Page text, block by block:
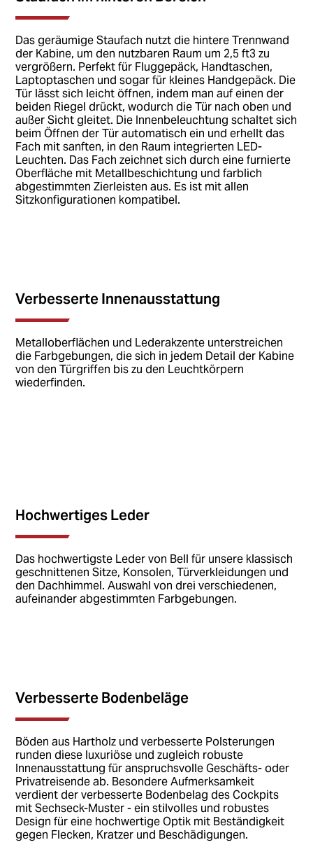
Das geräumige Staufach nutzt die hintere Trennwand
der Kabine, um den nutzbaren Raum um 2,5 ft3 zu
vergrößern. Perfekt für Fluggepäck, Handtaschen,
Laptoptaschen und sogar für kleines Handgepäck.​​​​​​​ Die
Tür lässt sich leicht öffnen, indem man auf einen der
beiden Riegel drückt, wodurch die Tür nach oben und
außer Sicht gleitet. Die Innenbeleuchtung schaltet sich
beim Öffnen der Tür automatisch ein und erhellt das
Fach mit sanften, in den Raum integrierten LED-
Leuchten. Das Fach zeichnet sich durch eine furnierte
Oberfläche mit Metallbeschichtung und farblich
abgestimmten Zierleisten aus. Es ist mit allen
Sitzkonfigurationen kompatibel.
Verbesserte Innenausstattung
Metalloberflächen und Lederakzente unterstreichen
die Farbgebungen, die sich in jedem Detail der Kabine
von den Türgriffen bis zu den Leuchtkörpern
wiederfinden.
Hochwertiges Leder
Das hochwertigste Leder von Bell für unsere klassisch
geschnittenen Sitze, Konsolen, Türverkleidungen und
den Dachhimmel. Auswahl von drei verschiedenen,
aufeinander abgestimmten Farbgebungen.
Verbesserte Bodenbeläge
Böden aus Hartholz und verbesserte Polsterungen
runden diese luxuriöse und zugleich robuste
Innenausstattung für anspruchsvolle Geschäfts- oder
Privatreisende ab. Besondere Aufmerksamkeit
verdient der verbesserte Bodenbelag des Cockpits
mit Sechseck-Muster - ein stilvolles und robustes
Design für eine hochwertige Optik mit Beständigkeit
gegen Flecken, Kratzer und Beschädigungen.